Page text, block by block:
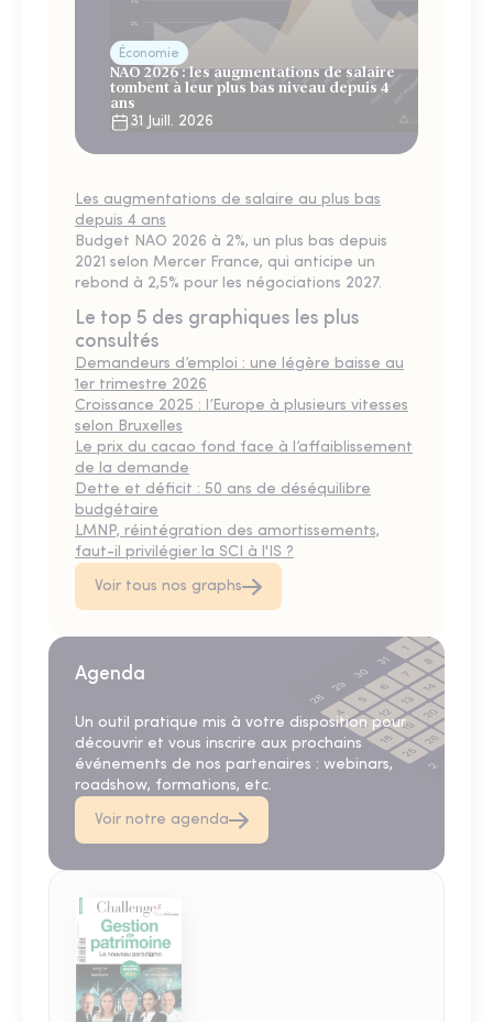
Économie
NAO 2026 : les augmentations de salaire
tombent à leur plus bas niveau depuis 4
ans
31 Juill. 2026
Les augmentations de salaire au plus bas
depuis 4 ans
Budget NAO 2026 à 2%, un plus bas depuis
2021 selon Mercer France, qui anticipe un
rebond à 2,5% pour les négociations 2027.
Le top 5 des graphiques les plus
consultés
Demandeurs d’emploi : une légère baisse au
1er trimestre 2026
Croissance 2025 : l’Europe à plusieurs vitesses
selon Bruxelles
Le prix du cacao fond face à l’affaiblissement
de la demande
Dette et déficit : 50 ans de déséquilibre
budgétaire
LMNP, réintégration des amortissements,
faut-il privilégier la SCI à l'IS ?
Voir tous nos graphs
Agenda
Un outil pratique mis à votre disposition pour
découvrir et vous inscrire aux prochains
événements de nos partenaires : webinars,
roadshow, formations, etc.
Voir notre agenda